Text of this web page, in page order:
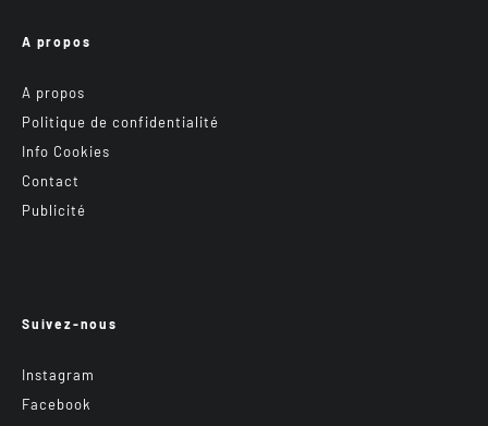
A propos
A propos
Politique de confidentialité
Info Cookies
Contact
Publicité
Suivez-nous
Instagram
Facebook